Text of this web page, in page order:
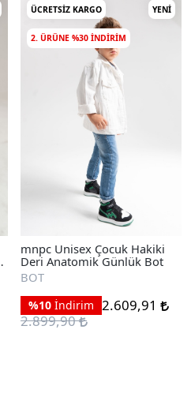
ÜCRETSIZ KARGO YENI
2. ÜRÜNE %30 INDIRIM
mnpc Unisex Çocuk Hakiki
Deri Anatomik Günlük Bot
BOT
%10 İndirim 2.609,91
2.899,90